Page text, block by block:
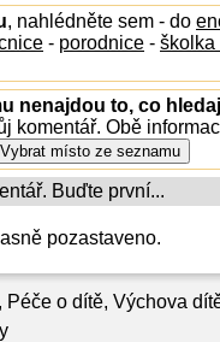
, Péče o dítě, Výchova
, nahlédněte sem - do
- porodnice - školka
nenajdou to, co
komentář. Obě
Buďte první...
pozastaveno.